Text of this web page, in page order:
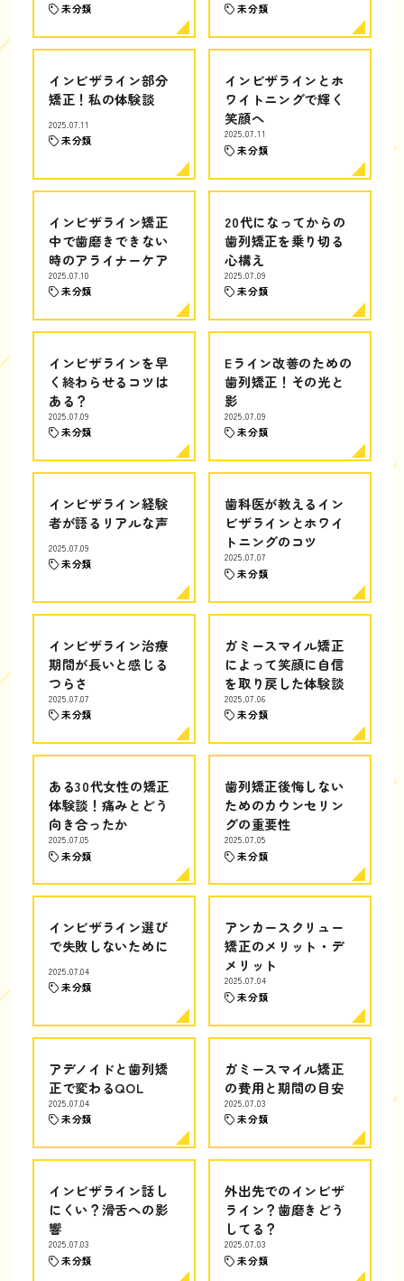
未分類 未分類
インビザライン部分
矯正！私の体験談
2025.07.11
未分類
インビザラインとホ
ワイトニングで輝く
笑顔へ
2025.07.11
未分類
インビザライン矯正
中で歯磨きできない
時のアライナーケア
2025.07.10
未分類
20代になってからの
歯列矯正を乗り切る
心構え
2025.07.09
未分類
インビザラインを早
く終わらせるコツは
ある？
2025.07.09
未分類
Eライン改善のための
歯列矯正！その光と
影
2025.07.09
未分類
インビザライン経験
者が語るリアルな声
2025.07.09
未分類
歯科医が教えるイン
ビザラインとホワイ
トニングのコツ
2025.07.07
未分類
インビザライン治療
期間が長いと感じる
つらさ
2025.07.07
未分類
ガミースマイル矯正
によって笑顔に自信
を取り戻した体験談
2025.07.06
未分類
ある30代女性の矯正
体験談！痛みとどう
向き合ったか
2025.07.05
未分類
歯列矯正後悔しない
ためのカウンセリン
グの重要性
2025.07.05
未分類
インビザライン選び
で失敗しないために
2025.07.04
未分類
アンカースクリュー
矯正のメリット・デ
メリット
2025.07.04
未分類
アデノイドと歯列矯
正で変わるQOL
2025.07.04
未分類
ガミースマイル矯正
の費用と期間の目安
2025.07.03
未分類
インビザライン話し
にくい？滑舌への影
響
2025.07.03
未分類
外出先でのインビザ
ライン？歯磨きどう
してる？
2025.07.03
未分類